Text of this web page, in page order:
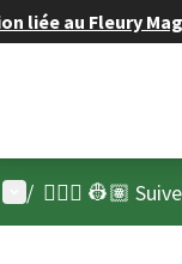
liée au Fleury Mag
Menu utilisateur
/ 👷🏽‍♀️ 👷🏽